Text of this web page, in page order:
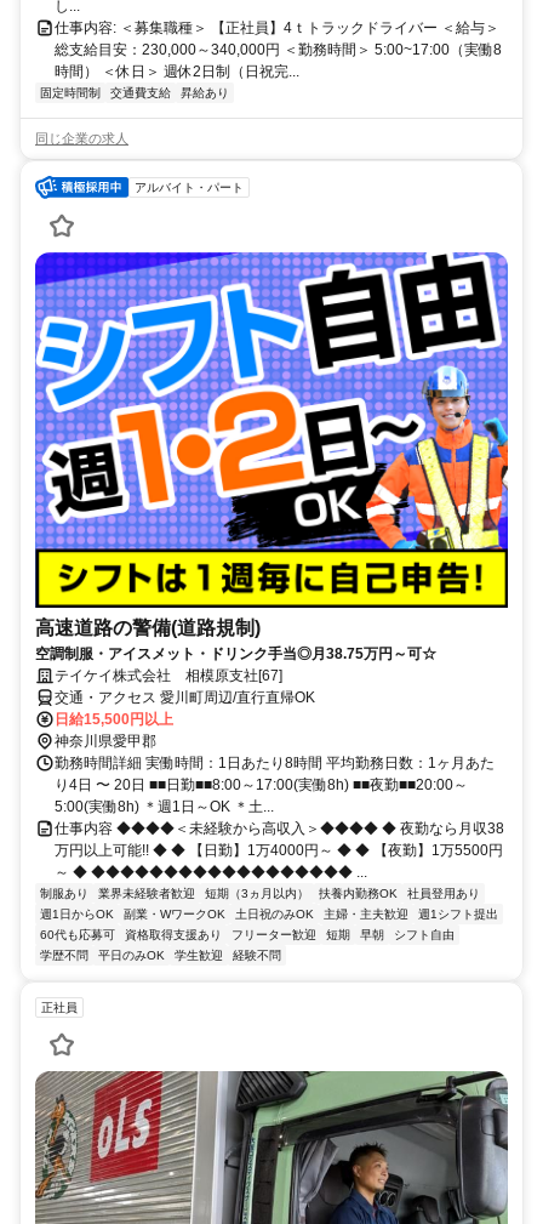
し...
仕事内容: ＜募集職種＞ 【正社員】4ｔトラックドライバー ＜給与＞
総支給目安：230,000～340,000円 ＜勤務時間＞ 5:00~17:00（実働8
時間） ＜休日＞ 週休2日制（日祝完...
固定時間制 交通費支給 昇給あり
同じ企業の求人
アルバイト・パート
高速道路の警備(道路規制)
空調制服・アイスメット・ドリンク手当◎月38.75万円～可☆
テイケイ株式会社 相模原支社[67]
交通・アクセス 愛川町周辺/直行直帰OK
日給15,500円以上
神奈川県愛甲郡
勤務時間詳細 実働時間：1日あたり8時間 平均勤務日数：1ヶ月あた
り4日 〜 20日 ■■日勤■■8:00～17:00(実働8h) ■■夜勤■■20:00～
5:00(実働8h) ＊週1日～OK ＊土...
仕事内容 ◆◆◆◆＜未経験から高収入＞◆◆◆◆ ◆ 夜勤なら月収38
万円以上可能!! ◆ ◆ 【日勤】1万4000円～ ◆ ◆ 【夜勤】1万5500円
～ ◆ ◆◆◆◆◆◆◆◆◆◆◆◆◆◆◆◆◆◆ ...
制服あり 業界未経験者歓迎 短期（3ヵ月以内） 扶養内勤務OK
社員登用あり
週1日からOK
副業・WワークOK 土日祝のみOK 主婦・主夫歓迎
週1シフト提出
60代も応募可
資格取得支援あり フリーター歓迎 短期 早朝
シフト自由
学歴不問
平日のみOK 学生歓迎 経験不問
正社員